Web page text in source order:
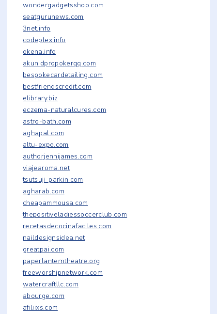
wondergadgetsshop.com
seatgurunews.com
3net.info
codeplex.info
okena.info
akunidpropokerqq.com
bespokecardetailing.com
bestfriendscredit.com
elibrary.biz
eczema-naturalcures.com
astro-bath.com
aghapal.com
altu-expo.com
authorjennijames.com
viajearoma.net
tsutsuji-parkin.com
agharab.com
cheapammousa.com
thepositiveladiessoccerclub.com
recetasdecocinafaciles.com
naildesignsidea.net
greatpai.com
paperlanterntheatre.org
freeworshipnetwork.com
watercraftllc.com
abourge.com
afiliixs.com